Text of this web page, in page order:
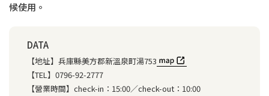
候使用。
DATA
【地址】 兵庫縣美方郡新溫泉町湯753
【TEL】 0796-92-2777
【營業時間】 check-in：15:00／check-out：10:00